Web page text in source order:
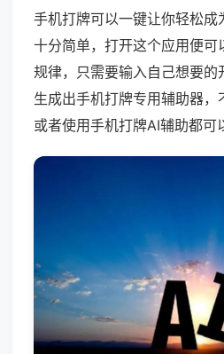
手机打牌可以一键让你轻松成
十分简单，打开这个应用便可
规律，只需要输入自己想要的
生成出手机打牌专用辅助器，
或者使用手机打牌AI辅助都可